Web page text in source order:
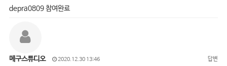
depra0809 참여완료
메구스튜디오 2020.12.30 13:46 답변